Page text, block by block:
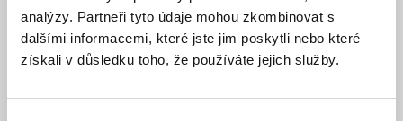
analýzy. Partneři tyto údaje mohou zkombinovat s
dalšími informacemi, které jste jim poskytli nebo které
získali v důsledku toho, že používáte jejich služby.
Skladem
409 Kč
702 Kč
Do košíku